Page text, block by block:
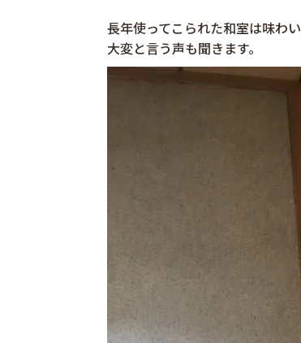
長年使ってこられた和室は味わ
大変と言う声も聞きます。